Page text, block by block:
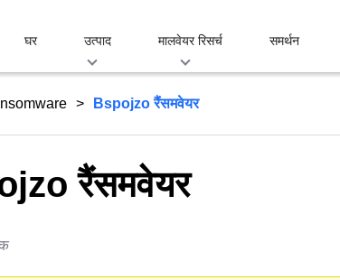
घर उत्पाद मालवेयर रिसर्च समर्थन
Bspojzo रैंसमवेयर
रैंसमवेयर